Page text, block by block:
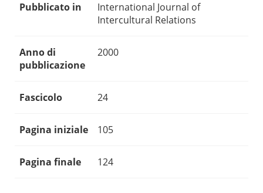
Pubblicato in
International Journal of
Intercultural Relations
Anno di
pubblicazione
2000
Fascicolo 24
Pagina iniziale 105
Pagina finale 124